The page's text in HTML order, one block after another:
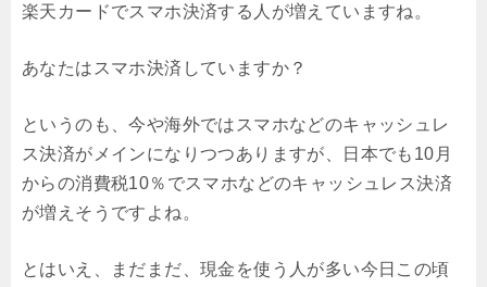
楽天カードでスマホ決済する人が増えていますね。
あなたはスマホ決済していますか？
というのも、今や海外ではスマホなどのキャッシュレ
ス決済がメインになりつつありますが、日本でも10月
からの消費税10％でスマホなどのキャッシュレス決済
が増えそうですよね。
とはいえ、まだまだ、現金を使う人が多い今日この頃